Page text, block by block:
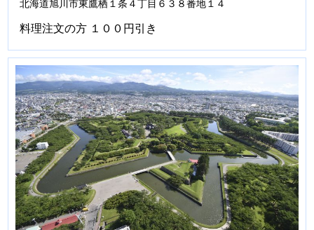
北海道旭川市東鷹栖１条４丁目６３８番地１４
料理注文の方 １００円引き